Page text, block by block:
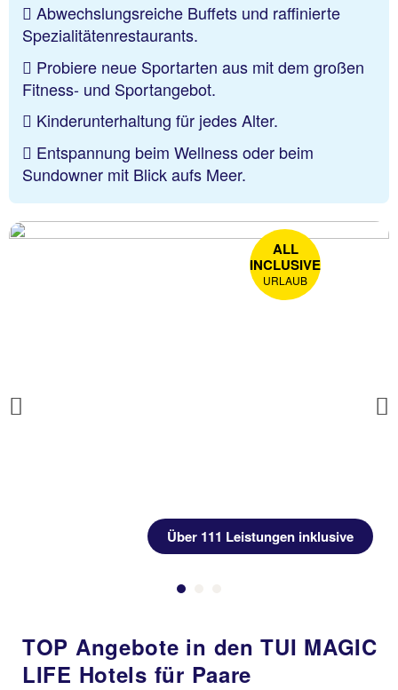
Abwechslungsreiche Buffets und raffinierte
Spezialitätenrestaurants.
Probiere neue Sportarten aus mit dem großen
Fitness- und Sportangebot.
Kinderunterhaltung für jedes Alter.
Entspannung beim Wellness oder beim
Sundowner mit Blick aufs Meer.
Previous
ALL
INCLUSIVE
URLAUB
Über 111 Leistungen inklusive
TOP Angebote in den TUI MAGIC
LIFE Hotels für Paare